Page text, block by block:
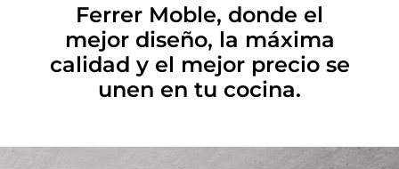
Ferrer Moble, donde el
mejor diseño, la máxima
calidad y el mejor precio se
unen en tu cocina.